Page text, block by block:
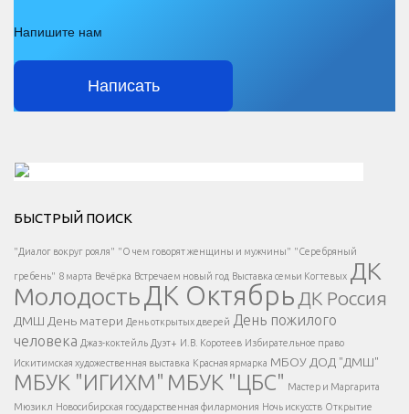
Напишите нам
Написать
Есть вопрос?
Напишите нам
</span >
Написать
</button >
</div > </div >
БЫСТРЫЙ ПОИСК
"Диалог вокруг рояля" "О чем говорят женщины и мужчины" "Серебряный
гребень" 8 марта Вечёрка Встречаем новый год Выставка семьи Когтевых ДК
МолодостьДК Октябрь ДК Россия
ДМШ День матери День открытых дверей День пожилого
человека Джаз-коктейль Дуэт+ И.В. Коротеев Избирательное право
Искитимская художественная выставка Красная ярмарка МБОУ ДОД "ДМШ"
МБУК "ИГИХМ" МБУК "ЦБС" Мастер и Маргарита
Мюзикл Новосибирская государственная филармония Ночь искусств Открытие